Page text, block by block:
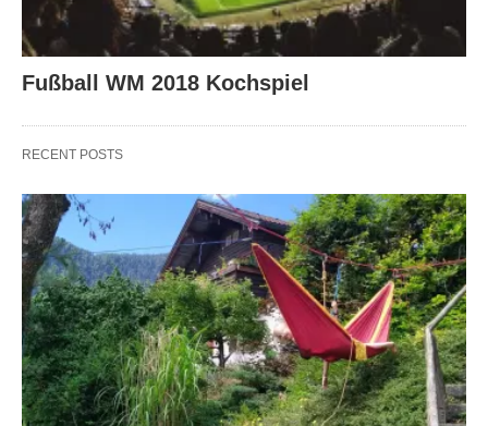
Fußball WM 2018 Kochspiel
RECENT POSTS